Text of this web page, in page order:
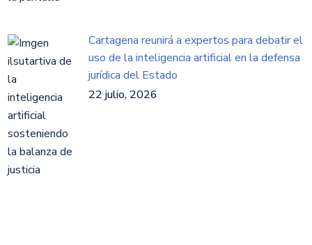
Cartagena reunirá a expertos para debatir el
uso de la inteligencia artificial en la defensa
jurídica del Estado
22 julio, 2026